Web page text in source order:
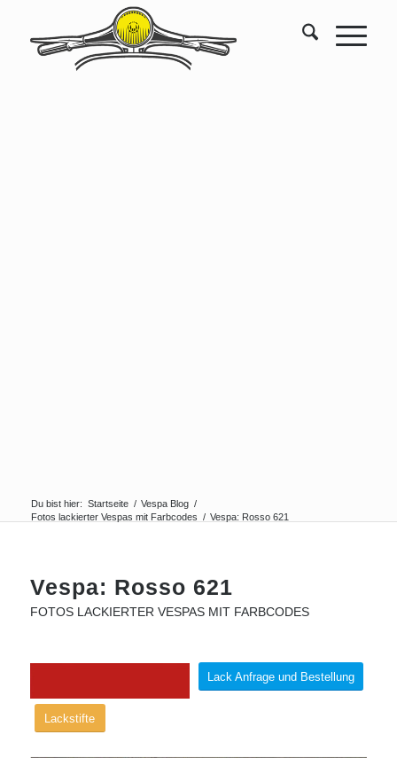
Du bist hier: Startseite / Vespa Blog /
Fotos lackierter Vespas mit Farbcodes / Vespa: Rosso 621
Vespa: Rosso 621
FOTOS LACKIERTER VESPAS MIT FARBCODES
Lack Anfrage und Bestellung
Lackstifte